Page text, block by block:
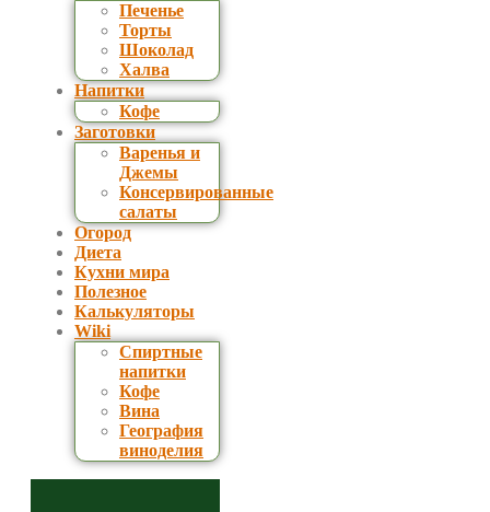
Печенье
Торты
Шоколад
Халва
Напитки
Кофе
Заготовки
Варенья и
Джемы
Консервированные
салаты
Огород
Диета
Кухни мира
Полезное
Калькуляторы
Wiki
Спиртные
напитки
Кофе
Вина
География
виноделия